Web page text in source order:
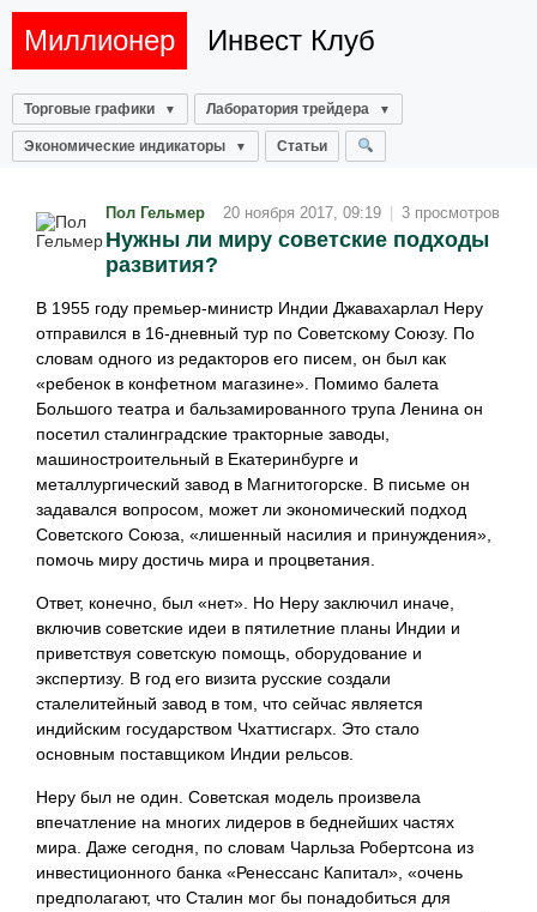
Миллионер Инвест Клуб
Торговые графики Лаборатория трейдера
Экономические индикаторы Статьи
Пол Гельмер 20 ноября 2017, 09:19 3 просмотров
Нужны ли миру советские подходы
развития?
В 1955 году премьер-министр Индии Джавахарлал Неру
отправился в 16-дневный тур по Советскому Союзу. По
словам одного из редакторов его писем, он был как
«ребенок в конфетном магазине». Помимо балета
Большого театра и бальзамированного трупа Ленина он
посетил сталинградские тракторные заводы,
машиностроительный в Екатеринбурге и
металлургический завод в Магнитогорске. В письме он
задавался вопросом, может ли экономический подход
Советского Союза, «лишенный насилия и принуждения»,
помочь миру достичь мира и процветания.
Ответ, конечно, был «нет». Но Неру заключил иначе,
включив советские идеи в пятилетние планы Индии и
приветствуя советскую помощь, оборудование и
экспертизу. В год его визита русские создали
сталелитейный завод в том, что сейчас является
индийским государством Чхаттисгарх. Это стало
основным поставщиком Индии рельсов.
Неру был не один. Советская модель произвела
впечатление на многих лидеров в беднейших частях
мира. Даже сегодня, по словам Чарльза Робертсона из
инвестиционного банка «Ренессанс Капитал», «очень
предполагают, что Сталин мог бы понадобиться для